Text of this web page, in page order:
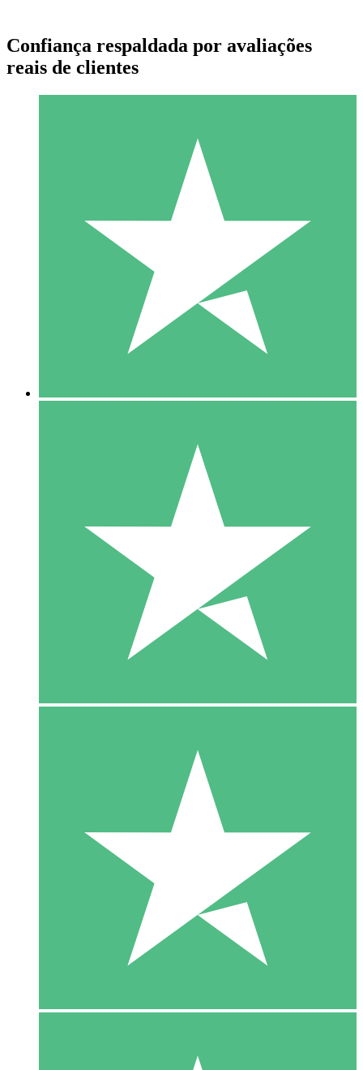
Pacotes de Créditos Individuais
Pague conforme o uso com créditos de download. Sem
1000
10 Downloads
20 00
Confiança respaldada por avaliações
reais de clientes